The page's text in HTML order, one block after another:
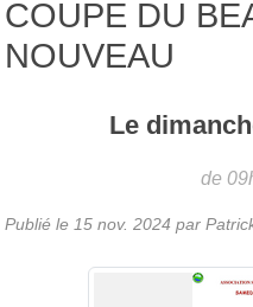
COUPE DU
NOUVEAU
Le
de
Publié le 15 nov. 2024 par